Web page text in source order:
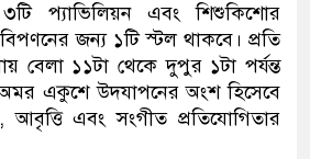
প্যাভিলিয়ন এবং শিশুকিশোর
জন্য ১টি স্টল থাকবে। প্রতি
বেলা ১১টা থেকে দুপুর ১টা পর্যন্ত
অমর একুশে উদযাপনের অংশ হিসেবে
আবৃত্তি এবং সংগীত প্রতিযোগিতার